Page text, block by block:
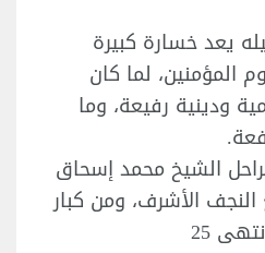
يعد خسارة كبيرة
المؤمنين، لما كان
ودينية رفيعة، وما
الشيخ محمد إسحاق
النجف الأشرف، ومن كبار
25